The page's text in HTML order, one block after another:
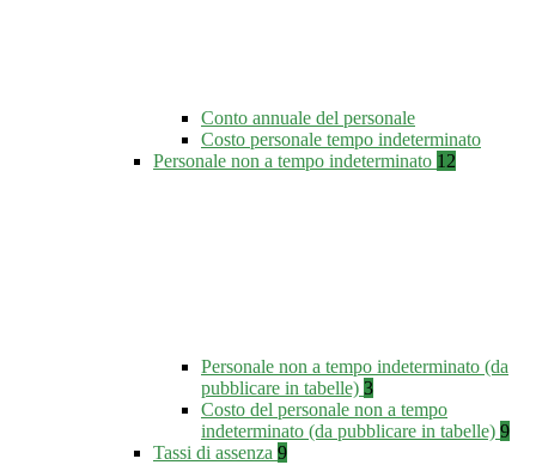
Conto annuale del personale
Costo personale tempo indeterminato
Personale non a tempo indeterminato 12
Personale non a tempo indeterminato (da
pubblicare in tabelle) 3
Costo del personale non a tempo
indeterminato (da pubblicare in tabelle) 9
Tassi di assenza 9